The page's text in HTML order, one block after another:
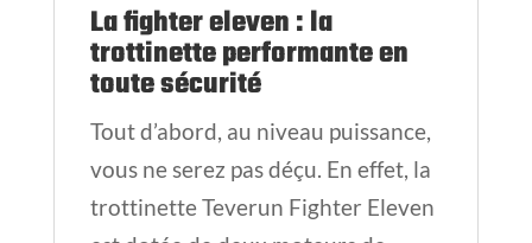
La fighter eleven : la
trottinette performante en
toute sécurité
Tout d’abord, au niveau puissance,
vous ne serez pas déçu. En effet, la
trottinette Teverun Fighter Eleven